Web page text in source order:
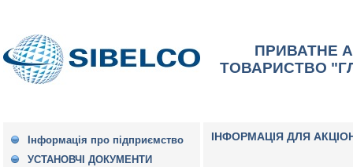
ПРИВАТНЕ
ТОВАРИСТВО
Інформація про підприємство
УСТАНОВЧІ ДОКУМЕНТИ
ІНФОРМАЦІЯ ДЛЯ